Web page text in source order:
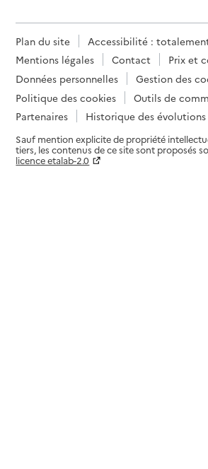
Plan du site
Accessibilité :
Mentions légales
Contact
Prix et
Données personnelles
Gestion des
Politique des cookies
Outils de
Partenaires
Historique des évolutions
Sauf mention explicite de propriété
tiers, les contenus de ce site sont proposés
licence etalab-2.0